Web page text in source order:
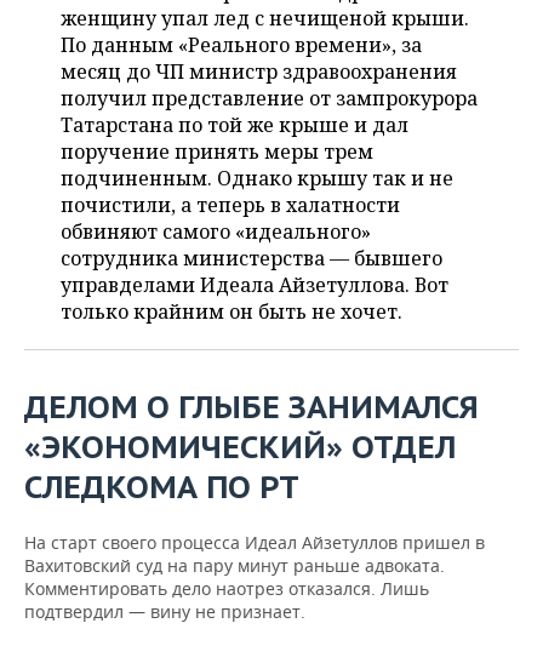
ВОДНЫЕ ВИДЫ СПОРТА
ХОККЕЙ С МЯЧОМ
ОБРАЗОВАНИЕ
ПРОИСШЕСТВИЯ
женщину упал лед с нечищеной крыши.
По данным «Реального времени», за
месяц до ЧП министр здравоохранения
получил представление от зампрокурора
Татарстана по той же крыше и дал
поручение принять меры трем
подчиненным. Однако крышу так и не
почистили, а теперь в халатности
обвиняют самого «идеального»
сотрудника министерства — бывшего
управделами Идеала Айзетуллова. Вот
только крайним он быть не хочет.
ДЕЛОМ О ГЛЫБЕ ЗАНИМАЛСЯ
«ЭКОНОМИЧЕСКИЙ» ОТДЕЛ
СЛЕДКОМА ПО РТ
На старт своего процесса Идеал Айзетуллов пришел в
Вахитовский суд на пару минут раньше адвоката.
Комментировать дело наотрез отказался. Лишь
подтвердил — вину не признает.